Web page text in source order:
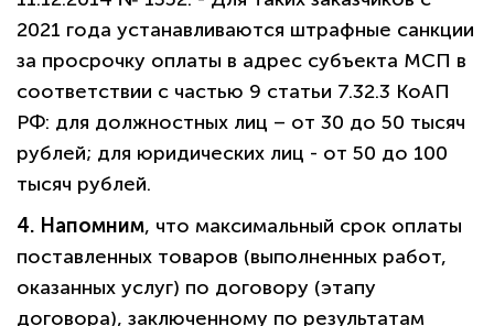
2021 года устанавливаются штрафные санкции
за просрочку оплаты в адрес субъекта МСП в
соответствии с частью 9 статьи 7.32.3 КоАП
РФ: для должностных лиц – от 30 до 50 тысяч
рублей; для юридических лиц - от 50 до 100
тысяч рублей.
4. Напомним, что максимальный срок оплаты
поставленных товаров (выполненных работ,
оказанных услуг) по договору (этапу
договора), заключенному по результатам